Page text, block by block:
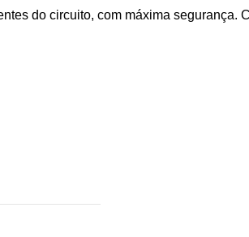
do circuito, com máxima segurança.